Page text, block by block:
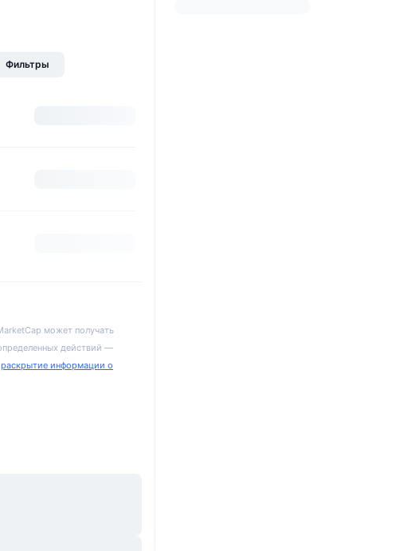
Фильтры
может получать
действий —
раскрытие информации о